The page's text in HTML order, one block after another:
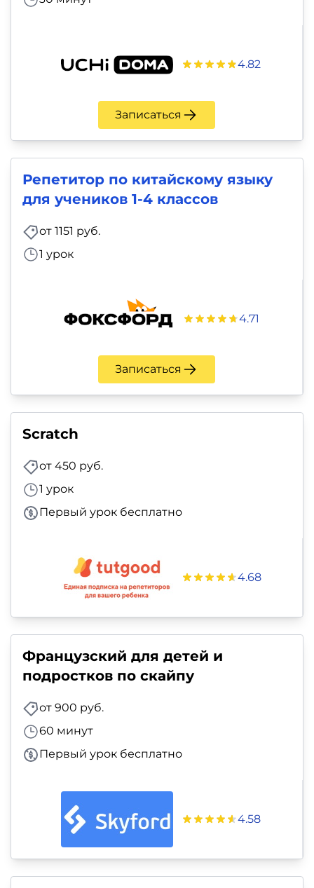
4.82
Записаться
Репетитор по китайскому языку
для учеников 1-4 классов
от 1151 руб.
1 урок
4.71
Записаться
Scratch
от 450 руб.
1 урок
Первый урок бесплатно
4.68
Французский для детей и
подростков по скайпу
от 900 руб.
60 минут
Первый урок бесплатно
4.58